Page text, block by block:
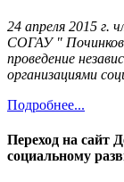
24 апреля 2015 г.
СОГАУ "
проведение
организациями
Подробнее...
Переход на сайт
социальному